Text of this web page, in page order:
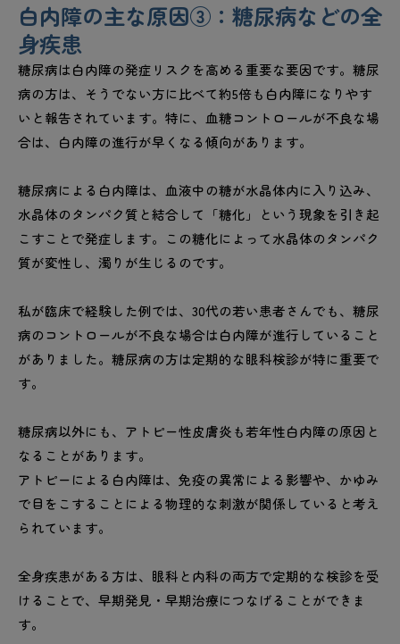
白内障の主な原因③：糖尿病などの全
身疾患
糖尿病は白内障の発症リスクを高める重要な要因です。糖尿
病の方は、そうでない方に比べて約5倍も白内障になりやす
いと報告されています。特に、血糖コントロールが不良な場
合は、白内障の進行が早くなる傾向があります。
糖尿病による白内障は、血液中の糖が水晶体内に入り込み、
水晶体のタンパク質と結合して「糖化」という現象を引き起
こすことで発症します。この糖化によって水晶体のタンパク
質が変性し、濁りが生じるのです。
私が臨床で経験した例では、30代の若い患者さんでも、糖尿
病のコントロールが不良な場合は白内障が進行していること
がありました。糖尿病の方は定期的な眼科検診が特に重要で
す。
糖尿病以外にも、アトピー性皮膚炎も若年性白内障の原因と
なることがあります。
アトピーによる白内障は、免疫の異常による影響や、かゆみ
で目をこすることによる物理的な刺激が関係していると考え
られています。
全身疾患がある方は、眼科と内科の両方で定期的な検診を受
けることで、早期発見・早期治療につなげることができま
す。